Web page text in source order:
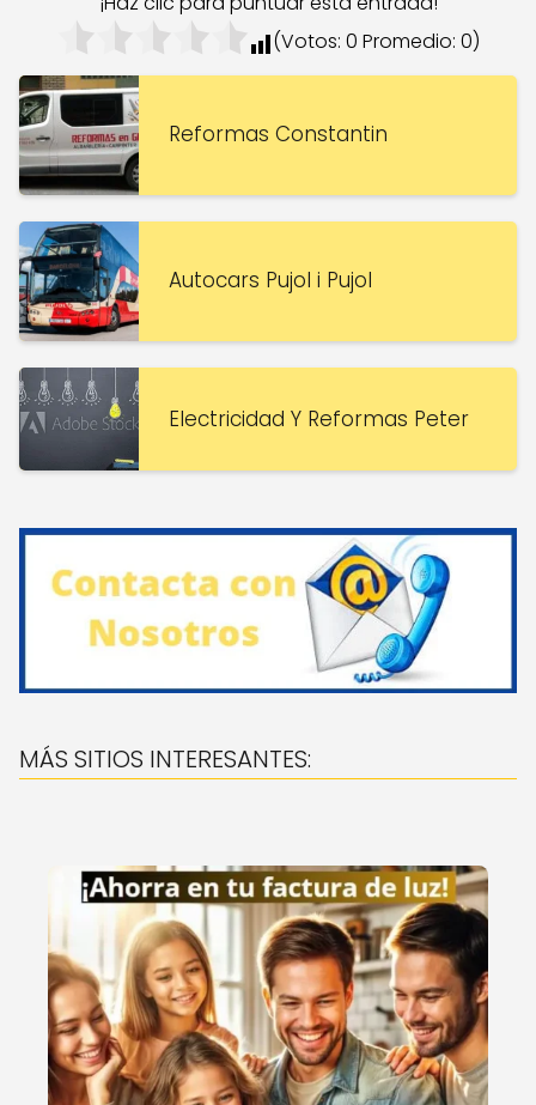
(Votos: 0 Promedio: 0)
Reformas Constantin
Autocars Pujol i Pujol
Electricidad Y Reformas Peter
MÁS SITIOS INTERESANTES: